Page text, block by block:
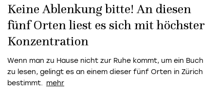
Keine Ablenkung bitte! An diesen
fünf Orten liest es sich mit höchster
Konzentration
Wenn man zu Hause nicht zur Ruhe kommt, um ein Buch
zu lesen, gelingt es an einem dieser fünf Orten in Zürich
bestimmt.